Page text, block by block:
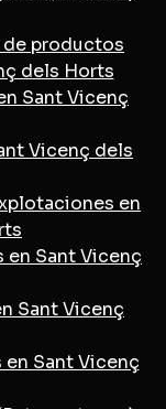
productos
dels Horts
Sant Vicenç
Vicenç dels
en
en Sant Vicenç
Sant Vicenç
Sant Vicenç